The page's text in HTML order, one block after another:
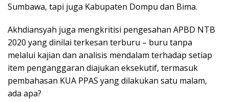
Sumbawa, tapi juga Kabupaten Dompu dan Bima.
Akhdiansyah juga mengkritisi pengesahan APBD NTB
2020 yang dinilai terkesan terburu – buru tanpa
melalui kajian dan analisis mendalam terhadap setiap
item penganggaran diajukan eksekutif, termasuk
pembahasan KUA PPAS yang dilakukan satu malam,
ada apa?